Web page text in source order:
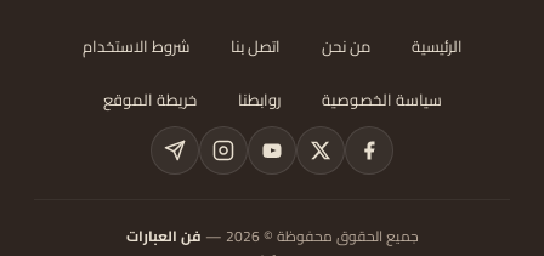
الرئيسية من نحن اتصل بنا
شروط الاستخدام
سياسة الخصوصية
روابطنا خريطة الموقع
جميع الحقوق محفوظة © 2026 —
فن العبارات